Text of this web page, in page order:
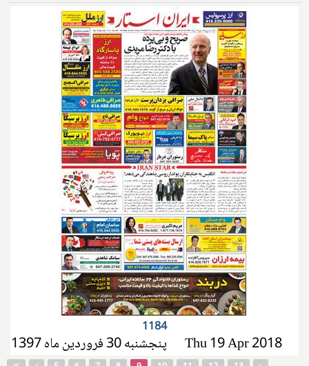
1184
پنجشنبه 30 فروردین ماه 1397 Thu 19 Apr 2018